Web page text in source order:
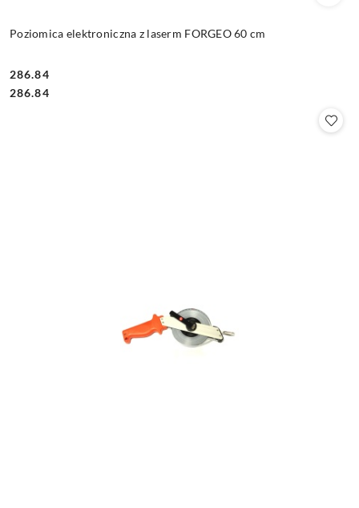
Poziomica elektroniczna z laserm FORGEO 60 cm
Cena:
286.84
Cena:
286.84